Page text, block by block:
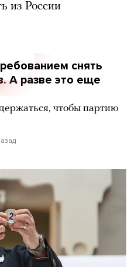
из России
снять
А разве это еще
чтобы партию